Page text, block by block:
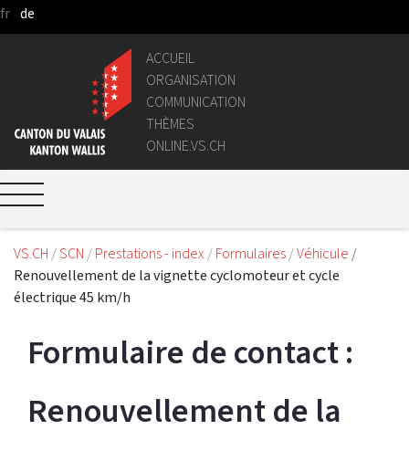
Saut au contenu principal
fr de
ACCUEIL
ORGANISATION
COMMUNICATION
THÈMES
ONLINE.VS.CH
VS.CH SCN Prestations - index Formulaires Véhicule
Renouvellement de la vignette cyclomoteur et cycle
électrique 45 km/h
Formulaire de contact :
Renouvellement de la